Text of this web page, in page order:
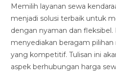
Memilih layanan sewa
menjadi solusi terbaik untuk
dengan nyaman dan fleksibel.
menyediakan beragam
yang kompetitif. Tulisan ini
aspek berhubungan harga